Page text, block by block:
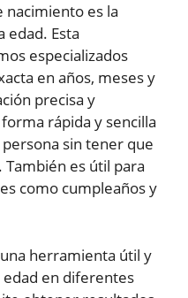
nacimiento es la
edad. Esta
especializados
en años, meses y
precisa y
rápida y sencilla
sin tener que
También es útil para
como cumpleaños y
herramienta útil y
en diferentes